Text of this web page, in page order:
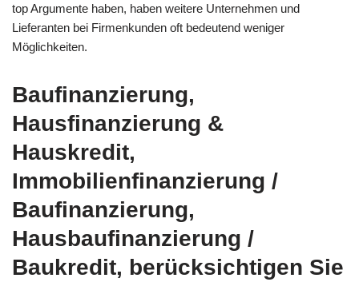
top Argumente haben, haben weitere Unternehmen und
Lieferanten bei Firmenkunden oft bedeutend weniger
Möglichkeiten.
Baufinanzierung,
Hausfinanzierung &
Hauskredit,
Immobilienfinanzierung /
Baufinanzierung,
Hausbaufinanzierung /
Baukredit, berücksichtigen Sie